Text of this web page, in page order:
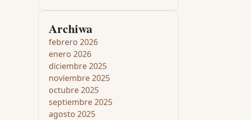
Archiwa
febrero 2026
enero 2026
diciembre 2025
noviembre 2025
octubre 2025
septiembre 2025
agosto 2025